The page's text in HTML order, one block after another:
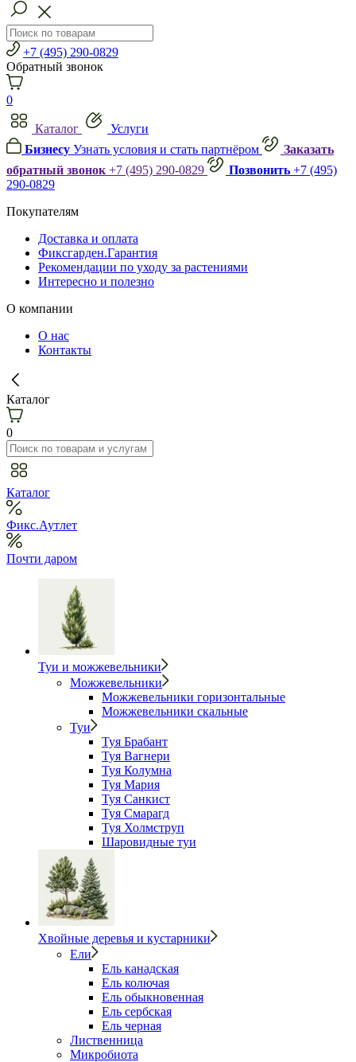
+7 (495) 290-0829
Обратный звонок
0
Каталог
Услуги
Бизнесу Узнать условия и стать партнёром
Заказать
обратный звонок +7 (495) 290-0829 Позвонить +7 (495)
290-0829
Покупателям
Доставка и оплата
Фиксгарден.Гарантия
Рекомендации по уходу за растениями
Интересно и полезно
О компании
О нас
Контакты
Каталог
0
Каталог
Фикс.Аутлет
Почти даром
Туи и можжевельники
Можжевельники
Можжевельники горизонтальные
Можжевельники скальные
Туи
Туя Брабант
Туя Вагнери
Туя Колумна
Туя Мария
Туя Санкист
Туя Смарагд
Туя Холмструп
Шаровидные туи
Хвойные деревья и кустарники
Ели
Ель канадская
Ель колючая
Ель обыкновенная
Ель сербская
Ель черная
Лиственница
Микробиота